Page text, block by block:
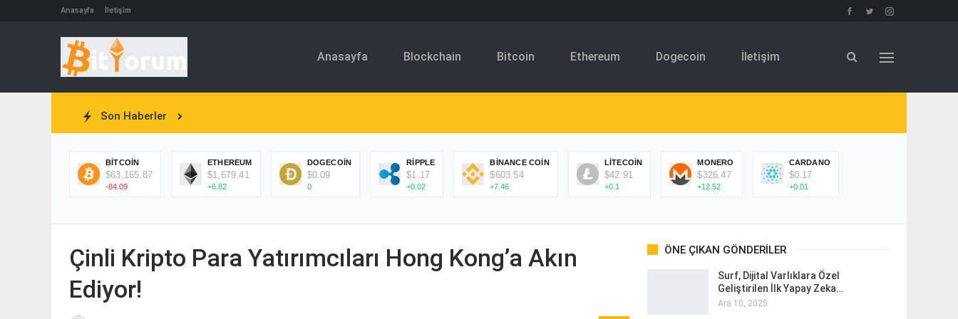
Anasayfa İletişim
Anasayfa Blockchain Bitcoin Ethereum Dogecoin İletişim
Son Haberler
BITCOIN
$63,165.87
-84.09
ETHEREUM
$1,679.41
+6.82
DOGECOIN
$0.09
0
RIPPLE
$1.17
+0.02
BINANCE COIN
$603.54
+7.46
LITECOIN
$42.91
+0.1
MONERO
$326.47
+12.52
CARDANO
$0.17
+0.01
Çinli Kripto Para Yatırımcıları Hong Kong’a Akın
Ediyor!
ÖNE ÇIKAN GÖNDERILER
Surf, Dijital Varlıklara Özel
Geliştirilen İlk Yapay Zeka…
Ara 10, 2025